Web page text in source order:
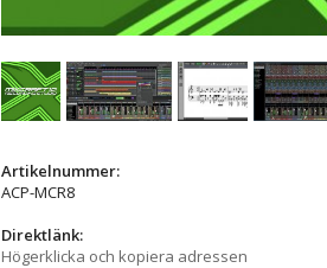
Artikelnummer:
ACP-MCR8
Direktlänk:
Högerklicka och kopiera adressen